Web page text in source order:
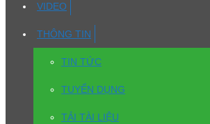
VIDEO
THÔNG TIN
TIN TỨC
TUYỂN DỤNG
TẢI TÀI LIỆU